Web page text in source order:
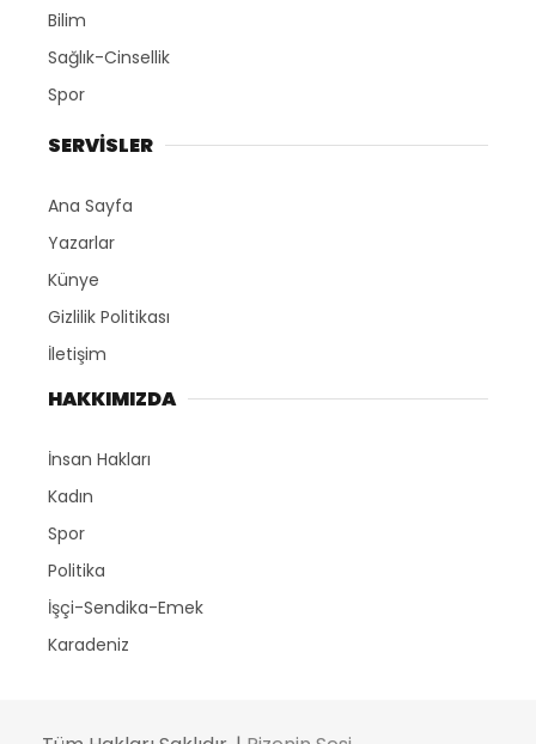
Bilim
Sağlık-Cinsellik
Spor
SERVİSLER
Ana Sayfa
Yazarlar
Künye
Gizlilik Politikası
İletişim
HAKKIMIZDA
İnsan Hakları
Kadın
Spor
Politika
İşçi-Sendika-Emek
Karadeniz